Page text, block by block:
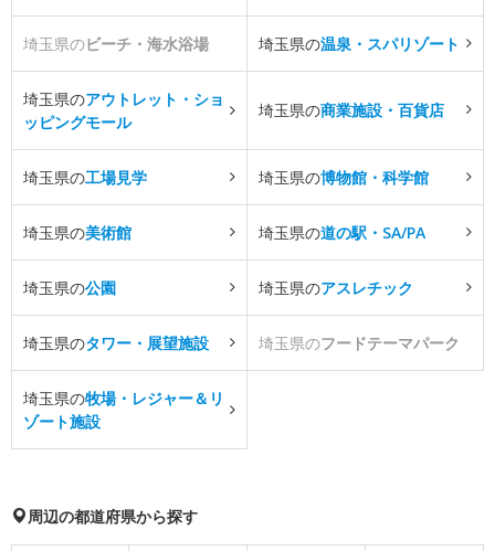
埼玉県のビーチ・海水浴場 埼玉県の温泉・スパリゾート
埼玉県のアウトレット・ショ
ッピングモール
埼玉県の商業施設・百貨店
埼玉県の工場見学 埼玉県の博物館・科学館
埼玉県の美術館 埼玉県の道の駅・SA/PA
埼玉県の公園 埼玉県のアスレチック
埼玉県のタワー・展望施設 埼玉県のフードテーマパーク
埼玉県の牧場・レジャー＆リ
ゾート施設
周辺の都道府県から探す